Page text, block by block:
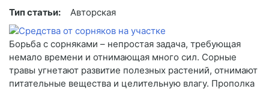
Тип статьи: Авторская
Борьба с сорняками – непростая задача, требующая
немало времени и отнимающая много сил. Сорные
травы угнетают развитие полезных растений, отнимают
питательные вещества и целительную влагу. Прополка